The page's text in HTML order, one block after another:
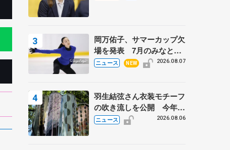
岡万佑子、サマーカップ欠
場を発表 7月のみなとア
クルス杯は腰痛の影響で
ニュース NEW 2026.08.07
羽生結弦さん衣装モチーフ
の吹き流しを公開 今年は
「春よ、来い」、仙台の瑞
ニュース 2026.08.06